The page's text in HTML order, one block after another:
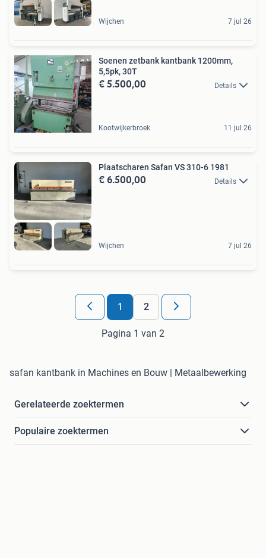
Wijchen 7 jul 26
Soenen zetbank kantbank 1200mm,
5,5pk, 30T
€ 5.500,00 Details
Kootwijkerbroek 11 jul 26
Plaatscharen Safan VS 310-6 1981
€ 6.500,00 Details
Wijchen 7 jul 26
1 2
Pagina 1 van 2
safan kantbank in Machines en Bouw | Metaalbewerking
Gerelateerde zoektermen
Populaire zoektermen